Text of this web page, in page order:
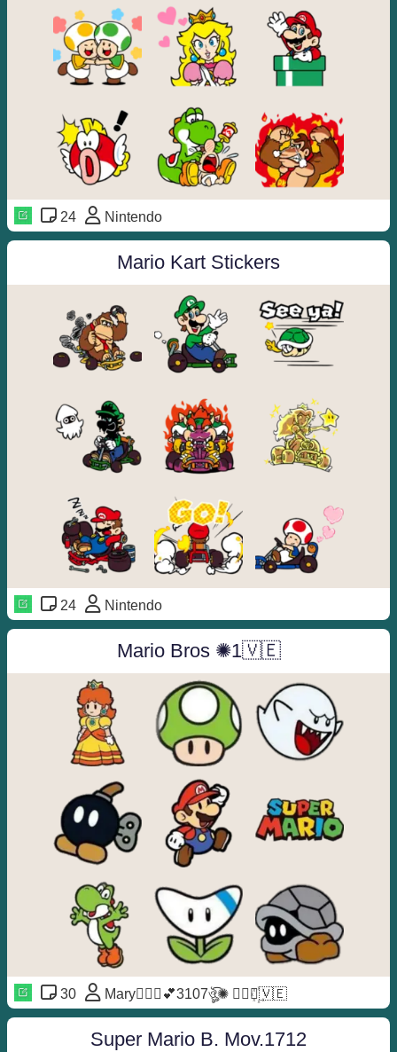
24 Nintendo
Mario Kart Stickers
24 Nintendo
Mario Bros ✺1🇻🇪
30 Mary🙋🏼‍♀️💕3107ঔৣ͡✺ ◐⃢⃟꙰🇻🇪
Super Mario B. Mov.1712